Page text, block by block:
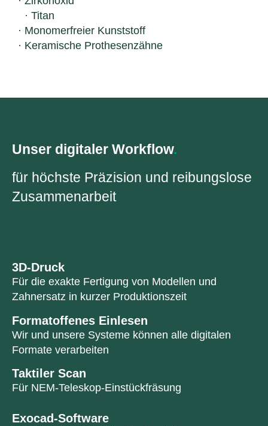
· Titan
· Monomerfreier Kunststoff
· Keramische Prothesenzähne
Unser digitaler Workflow.
für höchste Präzision und reibungslose
Zusammenarbeit
3D-Druck
Für die exakte Fertigung von Modellen und
Zahnersatz in kurzer Produktionszeit
Formatoffenes Einlesen
Wir und unsere Systeme können alle digitalen
Formate verarbeiten
Taktiler Scan
Für NEM-Teleskop-Einstückfräsung
Exocad-Software